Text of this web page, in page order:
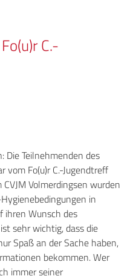
C.-
Die Teilnehmenden des
vom Fo(u)r C.-Jugendtreff
Volmerdingsen wurden
in
ihren Wunsch des
sehr wichtig, dass die
Spaß an der Sache haben,
bekommen. Wer
immer seiner